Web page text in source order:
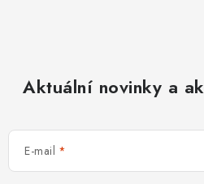
Aktuální novinky a
E-mail